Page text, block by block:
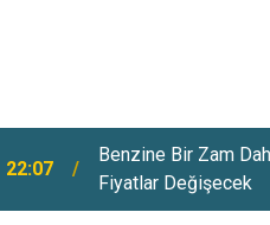
22:07
Benzine Bir Zam
Fiyatlar Değişecek